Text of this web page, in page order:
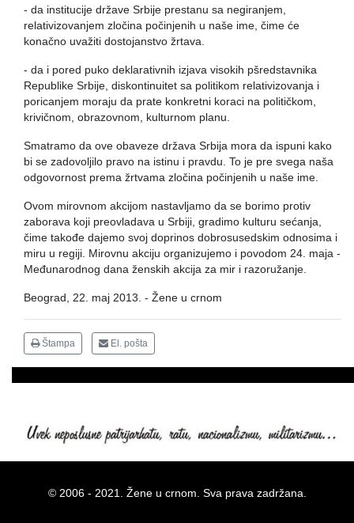
- da institucije države Srbije prestanu sa negiranjem,
relativizovanjem zločina počinjenih u naše ime, čime će
konačno uvažiti dostojanstvo žrtava.
- da i pored puko deklarativnih izjava visokih pšredstavnika
Republike Srbije, diskontinuitet sa politikom relativizovanja i
poricanjem moraju da prate konkretni koraci na političkom,
krivičnom, obrazovnom, kulturnom planu.
Smatramo da ove obaveze država Srbija mora da ispuni kako
bi se zadovoljilo pravo na istinu i pravdu. To je pre svega naša
odgovornost prema žrtvama zločina počinjenih u naše ime.
Ovom mirovnom akcijom nastavljamo da se borimo protiv
zaborava koji preovladava u Srbiji, gradimo kulturu sećanja,
čime takođe dajemo svoj doprinos dobrosusedskim odnosima i
miru u regiji. Mirovnu akciju organizujemo i povodom 24. maja -
Međunarodnog dana ženskih akcija za mir i razoružanje.
Beograd, 22. maj 2013. - Žene u crnom
Štampa El. pošta
© 2006 - 2021. Žene u crnom. Sva prava zadržana.